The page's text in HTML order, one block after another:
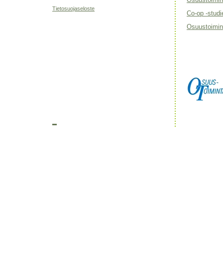
Tietosuojaseloste
Co-op -